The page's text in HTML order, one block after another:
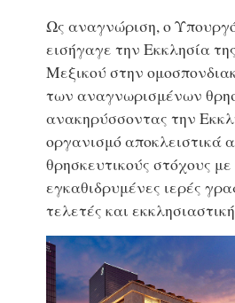
Ως αναγνώριση, ο
εισήγαγε την Εκκλησία
Μεξικού στην
των αναγνωρισμένων
ανακηρύσσοντας την
οργανισμό αποκλειστικά
θρησκευτικούς στόχους
εγκαθιδρυμένες ιερές
τελετές και